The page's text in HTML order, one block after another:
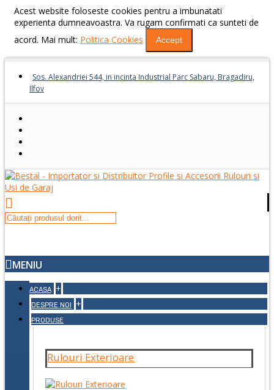
Acest website foloseste cookies pentru a imbunatati
experienta dumneavoastra. Va rugam confirmati ca sunteti de
acord. Mai mult: Politica Cookies Accept
Sos. Alexandriei 544, in incinta Industrial Parc Sabaru, Bragadiru,
Ilfov
MENIU
ACASA +
DESPRE NOI +
PRODUSE
Rulouri Exterioare